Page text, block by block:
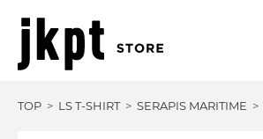
TOP LS T-SHIRT SERAPIS MARITIME